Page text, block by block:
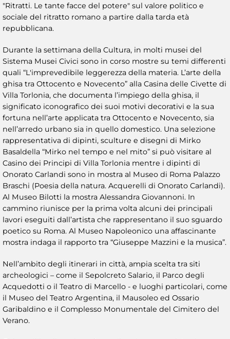
"Ritratti. Le tante facce del potere" sul valore politico e
sociale del ritratto romano a partire dalla tarda età
repubblicana.
Durante la settimana della Cultura, in molti musei del
Sistema Musei Civici sono in corso mostre su temi differenti
quali “L'imprevedibile leggerezza della materia. L’arte della
ghisa tra Ottocento e Novecento” alla Casina delle Civette di
Villa Torlonia, che documenta l’impiego della ghisa, il
significato iconografico dei suoi motivi decorativi e la sua
fortuna nell’arte applicata tra Ottocento e Novecento, sia
nell’arredo urbano sia in quello domestico. Una selezione
rappresentativa di dipinti, sculture e disegni di Mirko
Basaldella “Mirko nel tempo e nel mito” si può visitare al
Casino dei Principi di Villa Torlonia mentre i dipinti di
Onorato Carlandi sono in mostra al Museo di Roma Palazzo
Braschi (Poesia della natura. Acquerelli di Onorato Carlandi).
Al Museo Bilotti la mostra Alessandra Giovannoni. In
cammino riunisce per la prima volta alcuni dei principali
lavori eseguiti dall’artista che rappresentano il suo sguardo
poetico su Roma. Al Museo Napoleonico una affascinante
mostra indaga il rapporto tra “Giuseppe Mazzini e la musica”.
Nell’ambito degli itinerari in città, ampia scelta tra siti
archeologici – come il Sepolcreto Salario, il Parco degli
Acquedotti o il Teatro di Marcello - e luoghi particolari, come
il Museo del Teatro Argentina, il Mausoleo ed Ossario
Garibaldino e il Complesso Monumentale del Cimitero del
Verano.